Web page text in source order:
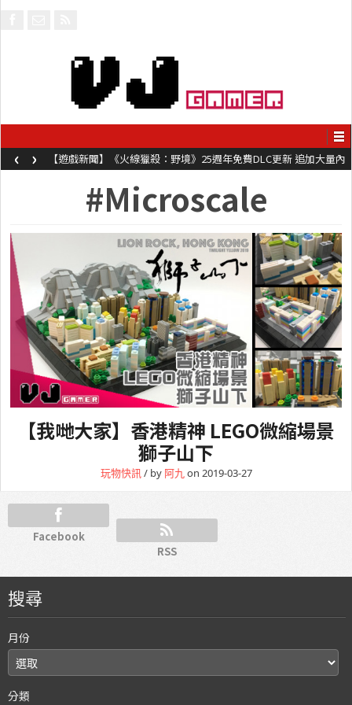
【遊戲新聞】《火線獵殺：野境》25週年免費DLC更新 追加大量內
容同時系舊作限時超平價折扣
‹ ›
#Microscale
【我哋大家】香港精神 LEGO微縮場景
獅子山下
玩物快訊 / by 阿九 on 2019-03-27
Facebook
RSS
搜尋
月份
分類